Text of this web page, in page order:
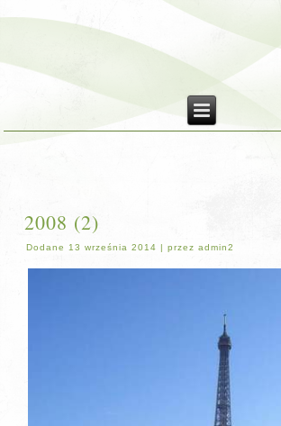
2008 (2)
Dodane 13 września 2014 |przez admin2